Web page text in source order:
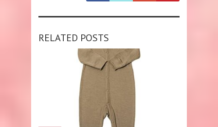
RELATED POSTS